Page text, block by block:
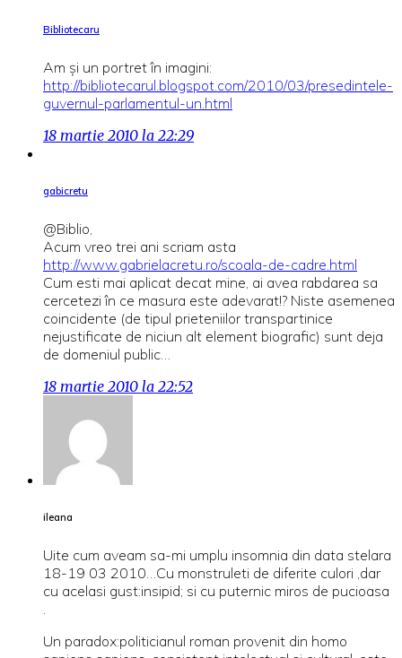
Bibliotecaru
Am şi un portret în imagini:
http://bibliotecarul.blogspot.com/2010/03/presedintele-
guvernul-parlamentul-un.html
18 martie 2010 la 22:29
gabicretu
@Biblio,
Acum vreo trei ani scriam asta
http://www.gabrielacretu.ro/scoala-de-cadre.html
Cum esti mai aplicat decat mine, ai avea rabdarea sa
cercetezi în ce masura este adevarat!? Niste asemenea
coincidente (de tipul prieteniilor transpartinice
nejustificate de niciun alt element biografic) sunt deja
de domeniul public…
18 martie 2010 la 22:52
ileana
Uite cum aveam sa-mi umplu insomnia din data stelara
18-19 03 2010…Cu monstruleti de diferite culori ,dar
cu acelasi gust:insipid; si cu puternic miros de pucioasa
Un paradox:politicianul roman provenit din homo